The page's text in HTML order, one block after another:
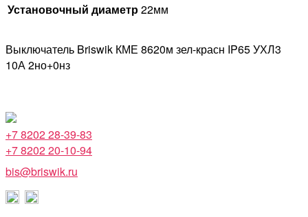
Установочный диаметр22мм
Выключатель Briswik КМЕ 8620м зел-красн IP65 УХЛ3
10А 2но+0нз
+7 8202 28-39-83
+7 8202 20-10-94
bis@briswik.ru